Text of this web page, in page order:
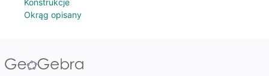
Konstrukcje
Okrąg opisany